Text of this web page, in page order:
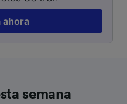
ahora
semana